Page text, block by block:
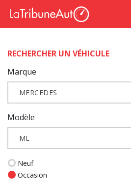
RECHERCHER UN VÉHICULE
Marque
MERCEDES
Modèle
ML
Neuf
Occasion